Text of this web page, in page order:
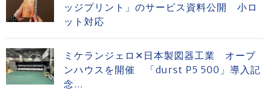
ッジプリント」のサービス資料公開 小ロ
ット対応
ミケランジェロ✕日本製図器工業 オープ
ンハウスを開催 「durst P5 500」導入記
念...